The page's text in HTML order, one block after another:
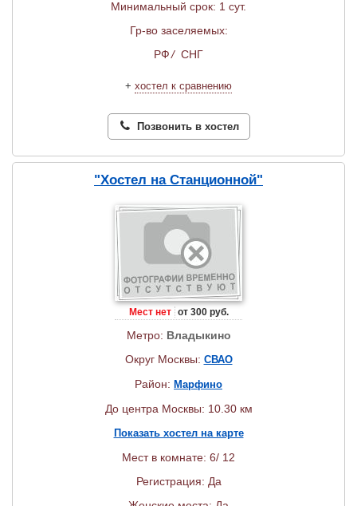
Минимальный срок: 1 сут.
Гр-во заселяемых:
РФ/ СНГ
+ хостел к сравнению
Позвонить в хостел
"Хостел на Станционной"
Мест нет от 300 руб.
Метро: Владыкино
Округ Москвы: СВАО
Район: Марфино
До центра Москвы: 10.30 км
Показать хостел на карте
Мест в комнате: 6/ 12
Регистрация: Да